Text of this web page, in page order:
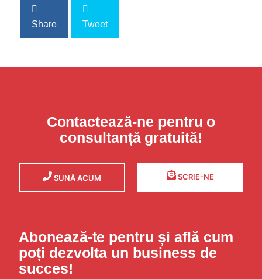
Share Tweet
Contactează-ne pentru o
consultanță gratuită!
SUNĂ ACUM SCRIE-NE
Abonează-te pentru și află cum
poți dezvolta un business de
succes!